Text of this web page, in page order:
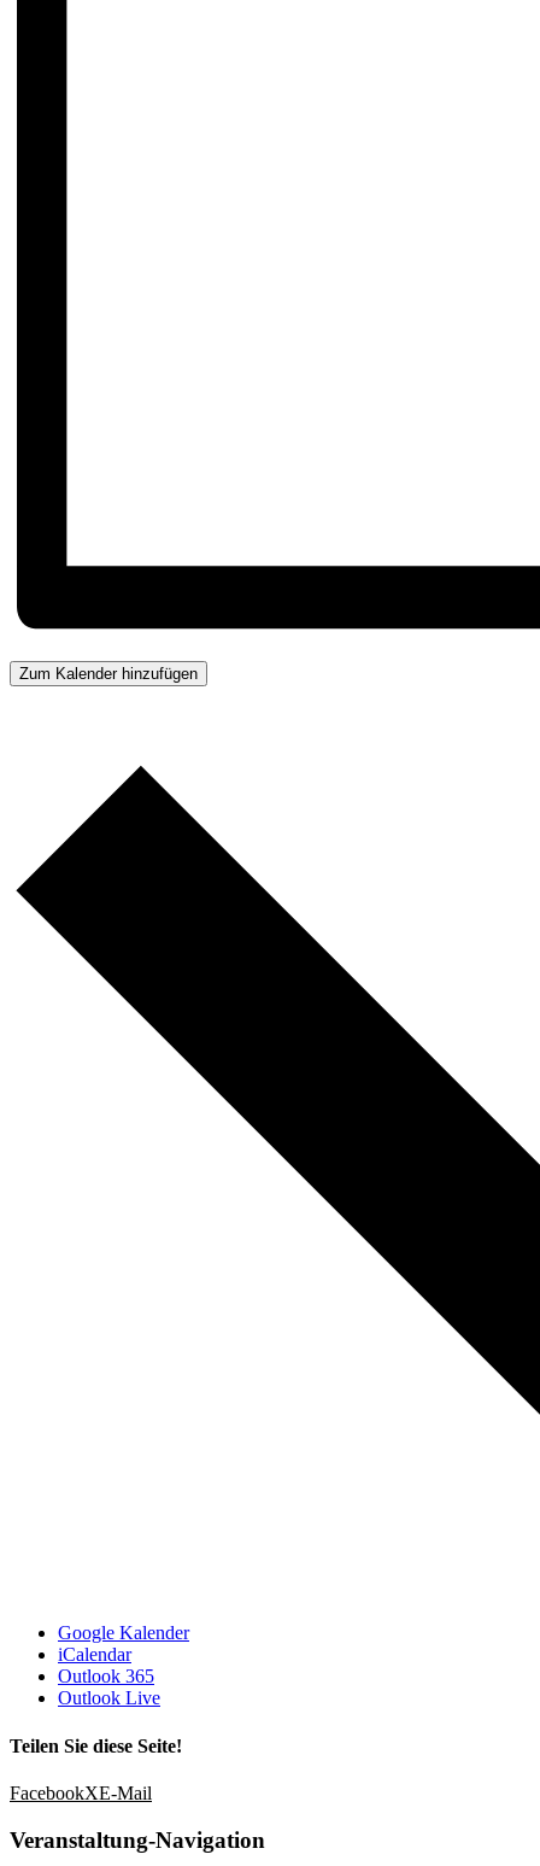
Zum Kalender hinzufügen
Google Kalender
iCalendar
Outlook 365
Outlook Live
Teilen Sie diese Seite!
FacebookXE-Mail
Veranstaltung-Navigation